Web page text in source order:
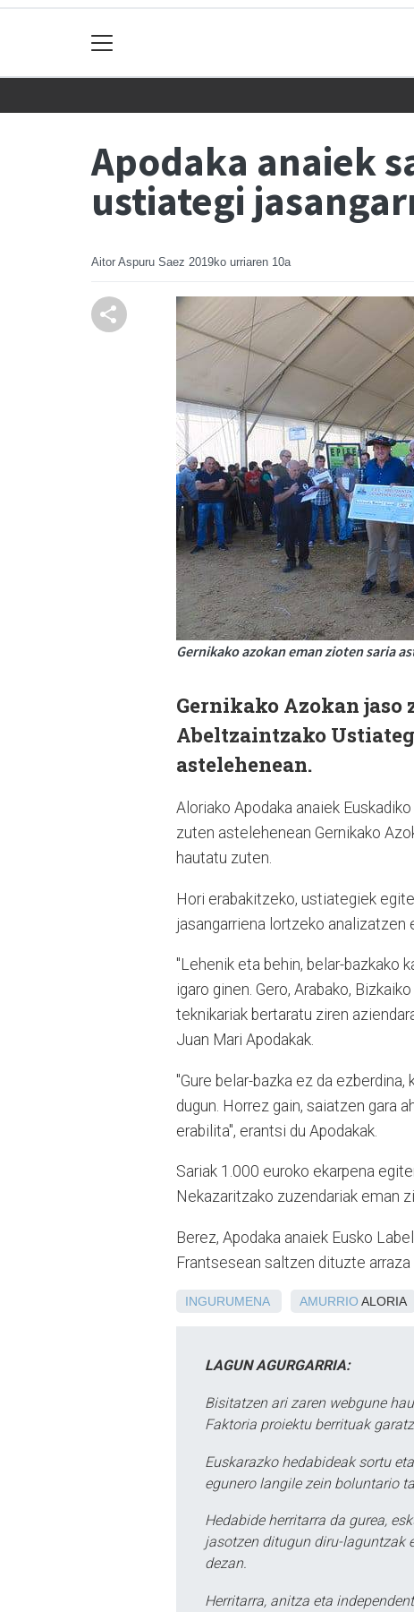
Apodaka anaiek
ustiategi
Aitor Aspuru Saez 2019ko urriaren 10a
Gernikako azokan eman zioten saria
Gernikako Azokan
Abeltzaintzako
astelehenean.
Aloriako Apodaka anaiek
zuten astelehenean Gernikako
hautatu zuten.
Hori erabakitzeko, ustiategiek
jasangarriena lortzeko analizatzen
"Lehenik eta behin, belar-bazkako
igaro ginen. Gero, Arabako,
teknikariak bertaratu ziren
Juan Mari Apodakak.
"Gure belar-bazka ez da
dugun. Horrez gain, saiatzen gara
erabilita", erantsi du Apodakak.
Sariak 1.000 euroko ekarpena
Nekazaritzako zuzendariak eman
Berez, Apodaka anaiek Eusko
Frantsesean saltzen dituzte arraza
INGURUMENA AMURRIO ALORIA
LAGUN AGURGARRIA:
Bisitatzen ari zaren webgune
Faktoria proiektu berrituak
Euskarazko hedabideak sortu
egunero langile zein boluntario
Hedabide herritarra da gurea,
jasotzen ditugun diru-laguntzak
dezan.
Herritarra, anitza eta